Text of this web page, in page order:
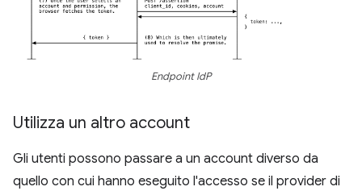
Endpoint IdP
Utilizza un altro account
Gli utenti possono passare a un account diverso da
quello con cui hanno eseguito l'accesso se il provider di